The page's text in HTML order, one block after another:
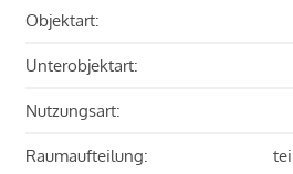
Objektart:
Unterobjektart:
Nutzungsart:
Raumaufteilung: